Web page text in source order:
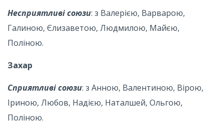
Несприятливі союзи: з Валерією, Варварою,
Галиною, Єлизаветою, Людмилою, Майєю,
Поліною.
Захар
Сприятливі союзи: з Анною, Валентиною, Вірою,
Іриною, Любов, Надією, Наталшей, Ольгою,
Поліною.